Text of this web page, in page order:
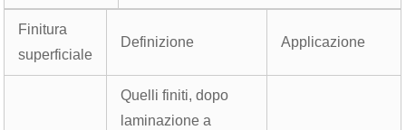
Finitura
superficiale
Definizione Applicazione
Quelli finiti, dopo
laminazione a